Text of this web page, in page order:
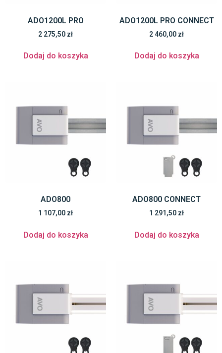
ADO1200L PRO
2 275,50 zł
Dodaj do koszyka
ADO1200L PRO CONNECT
2 460,00 zł
Dodaj do koszyka
ADO800
1 107,00 zł
Dodaj do koszyka
ADO800 CONNECT
1 291,50 zł
Dodaj do koszyka